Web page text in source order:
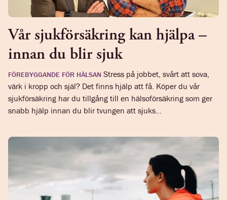
Vår sjukförsäkring kan hjälpa –
innan du blir sjuk
FÖREBYGGANDE FÖR HÄLSAN Stress på jobbet, svårt att sova,
värk i kropp och själ? Det finns hjälp att få. Köper du vår
sjukförsäkring har du tillgång till en hälsoförsäkring som ger
snabb hjälp innan du blir tvungen att sjuks...